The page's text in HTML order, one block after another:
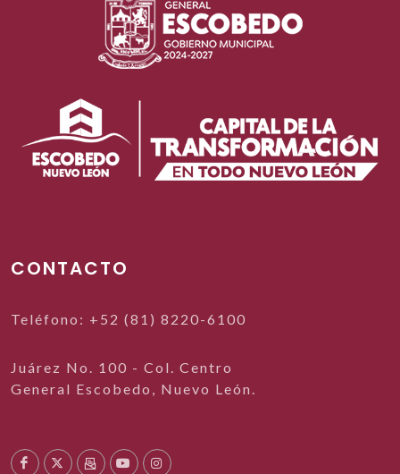
CONTACTO
Teléfono: +52 (81) 8220-6100
Juárez No. 100 - Col. Centro
General Escobedo, Nuevo León.